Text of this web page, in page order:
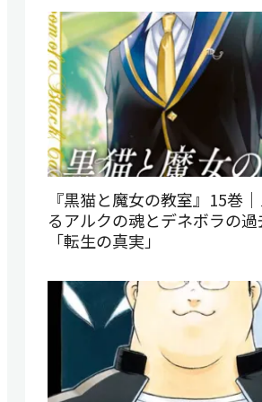
『黒猫と魔女の教室』15巻
るアルクの魂とデネボラの
「転生の真実」